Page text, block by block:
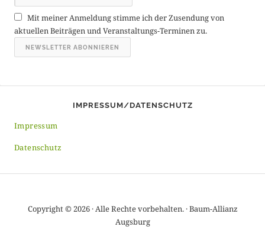
r
c
h
v
Mit meiner Anmeldung stimme ich der Zusendung von
aktuellen Beiträgen und Veranstaltungs-Terminen zu.
IMPRESSUM/DATENSCHUTZ
Impressum
Datenschutz
Copyright © 2026 · Alle Rechte vorbehalten. · Baum-Allianz
Augsburg